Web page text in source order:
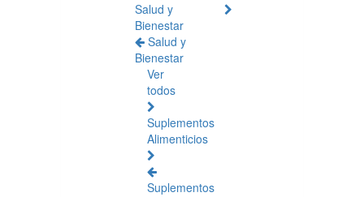
Salud y
Bienestar
Salud y
Bienestar
Ver
todos
Suplementos
Alimenticios
Suplementos